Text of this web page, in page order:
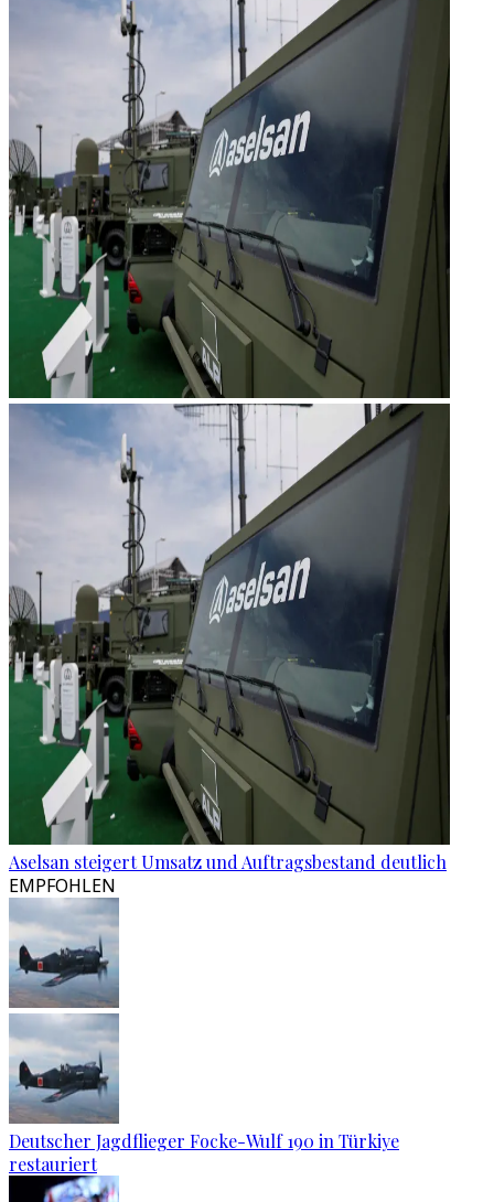
Aselsan steigert Umsatz und Auftragsbestand deutlich
EMPFOHLEN
Deutscher Jagdflieger Focke-Wulf 190 in Türkiye
restauriert